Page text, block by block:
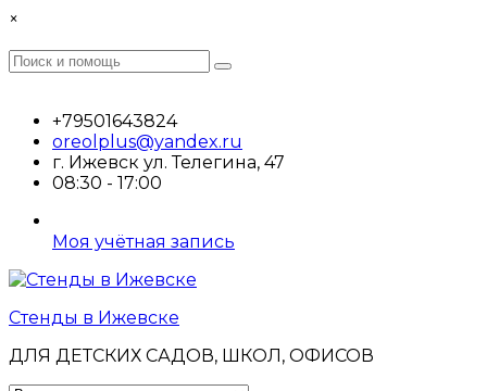
Перейти
содержимому
×
Поиск
:
Поиск
+79501643824
oreolplus@yandex.ru
г. Ижевск ул. Телегина, 47
08:30 - 17:00
Моя учётная запись
Стенды в Ижевске
ДЛЯ ДЕТСКИХ САДОВ, ШКОЛ, ОФИСОВ